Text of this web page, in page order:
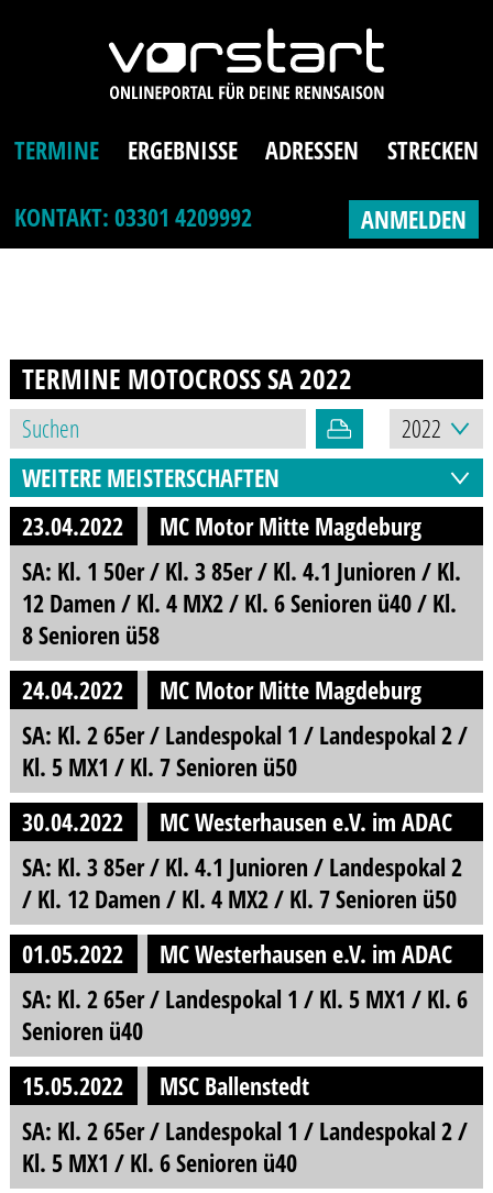
TERMINE ERGEBNISSE ADRESSEN
STRECKEN
KONTAKT: 03301 4209992
ANMELDEN
TERMINE MOTOCROSS SA2022
WEITERE MEISTERSCHAFTEN
23.04.2022
MC Motor Mitte Magdeburg
SA: Kl. 1 50er / Kl. 3 85er / Kl. 4.1 Junioren / Kl.
12 Damen / Kl. 4 MX2 / Kl. 6 Senioren ü40 / Kl.
8 Senioren ü58
24.04.2022
MC Motor Mitte Magdeburg
SA: Kl. 2 65er / Landespokal 1 / Landespokal 2 /
Kl. 5 MX1 / Kl. 7 Senioren ü50
30.04.2022
MC Westerhausen e.V. im ADAC
SA: Kl. 3 85er / Kl. 4.1 Junioren / Landespokal 2
/ Kl. 12 Damen / Kl. 4 MX2 / Kl. 7 Senioren ü50
01.05.2022
MC Westerhausen e.V. im ADAC
SA: Kl. 2 65er / Landespokal 1 / Kl. 5 MX1 / Kl. 6
Senioren ü40
15.05.2022
MSC Ballenstedt
SA: Kl. 2 65er / Landespokal 1 / Landespokal 2 /
Kl. 5 MX1 / Kl. 6 Senioren ü40